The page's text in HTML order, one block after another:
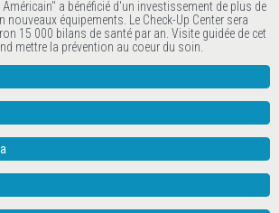
a bénéficié d'un investissement de plus de
équipements. Le Check-Up Center sera
15 000 bilans de santé par an. Visite guidée de cet
mettre la prévention au coeur du soin.